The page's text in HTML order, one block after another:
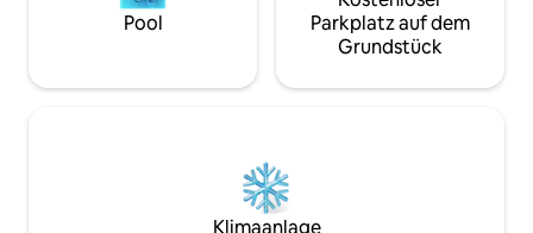
Pool
Parkplatz auf dem
Grundstück
Klimaanlage